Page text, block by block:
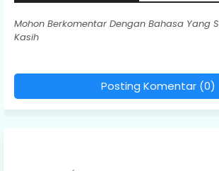
Mohon Berkomentar Dengan Bahasa Yang
Kasih
Posting Komentar (0)